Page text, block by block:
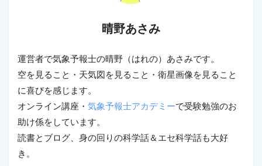
晴野あさみ
運営者で気象予報士の晴野（はれの）あさみです。
空を見ること・天気図を見ること・衛星画像を見ること
に喜びを感じます。
オンライン講座・ 気象予報士アカデミーで受験勉強のお
助け係をしています。
読書とブログ、身の回りの科学話＆エセ科学話も大好
き。